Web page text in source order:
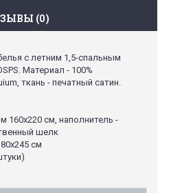
(0)
с летним 1,5-спальным
Материал - 100%
ткань - печатный сатин.
160х220 см, наполнитель -
шелк
см